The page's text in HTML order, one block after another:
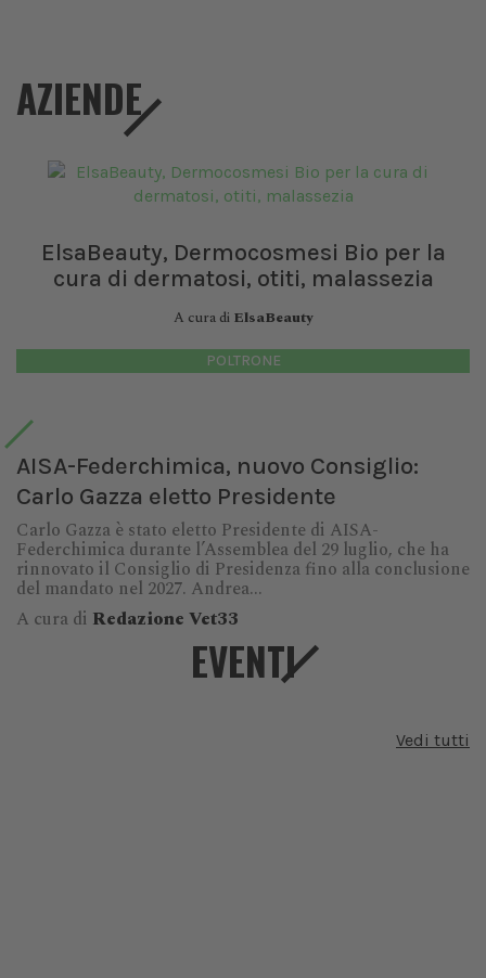
AZIENDE
ElsaBeauty, Dermocosmesi Bio per la
cura di dermatosi, otiti, malassezia
A cura di ElsaBeauty
POLTRONE
AISA-Federchimica, nuovo Consiglio:
Carlo Gazza eletto Presidente
Carlo Gazza è stato eletto Presidente di AISA-
Federchimica durante l’Assemblea del 29 luglio, che ha
rinnovato il Consiglio di Presidenza fino alla conclusione
del mandato nel 2027. Andrea...
A cura di Redazione Vet33
EVENTI
Vedi tutti